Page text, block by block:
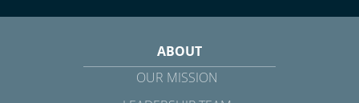
ABOUT
OUR MISSION